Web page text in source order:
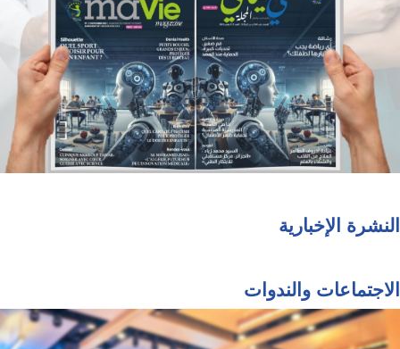
النشرة الإخبارية
الاجتماعات والندوات